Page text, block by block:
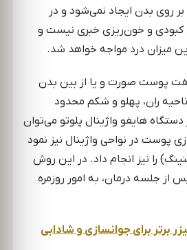
روی بدن ایجاد نمی‌شود و در
کبودی و خون‌ریزی خبری نیست و
میزان درد مواجه خواهد شد.
پوست صورت و یا از بین بدن
ران، پهلو و شکم محدود
هایفو واژینال پلوتو می‌توان
پوست در نواحی واژینال نیز نمود
را نیز انجام داد. در این روش
از جلسه درمان، به امور روزمره
برتر برای جوانسازی و شادابی